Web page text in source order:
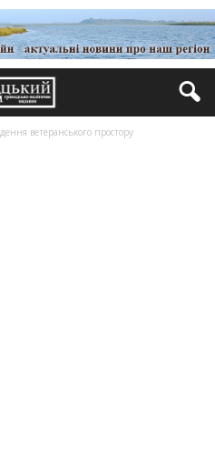
ветеранського простору